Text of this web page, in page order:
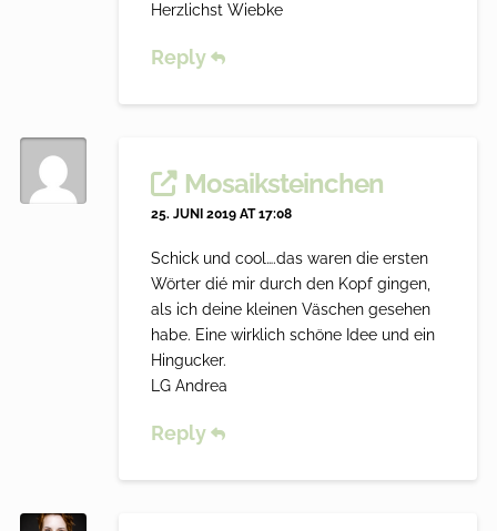
Herzlichst Wiebke
Reply
Mosaiksteinchen
25. JUNI 2019 AT 17:08
Schick und cool….das waren die ersten
Wörter dié mir durch den Kopf gingen,
als ich deine kleinen Väschen gesehen
habe. Eine wirklich schöne Idee und ein
Hingucker.
LG Andrea
Reply